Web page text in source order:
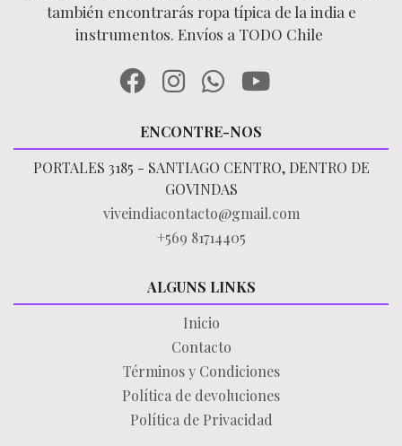
también encontrarás ropa típica de la india e
instrumentos. Envíos a TODO Chile
ENCONTRE-NOS
PORTALES 3185 - SANTIAGO CENTRO, DENTRO DE
GOVINDAS
viveindiacontacto@gmail.com
+569 81714405
ALGUNS LINKS
Inicio
Contacto
Términos y Condiciones
Política de devoluciones
Política de Privacidad